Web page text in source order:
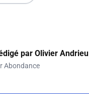
par Olivier Andrieu
Abondance